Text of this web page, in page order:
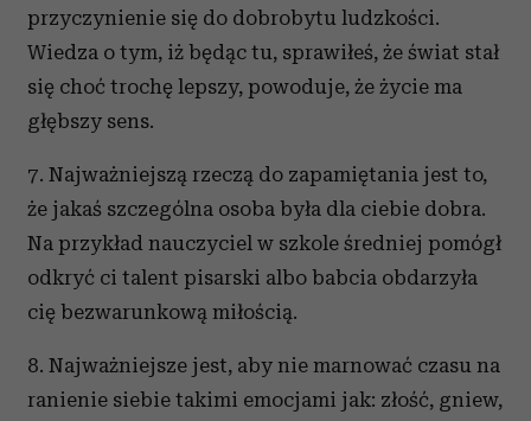
przyczynienie się do dobrobytu ludzkości.
Wiedza o tym, iż będąc tu, sprawiłeś, że świat stał
się choć trochę lepszy, powoduje, że życie ma
głębszy sens.
7. Najważniejszą rzeczą do zapamiętania jest to,
że jakaś szczególna osoba była dla ciebie dobra.
Na przykład nauczyciel w szkole średniej pomógł
odkryć ci talent pisarski albo babcia obdarzyła
cię bezwarunkową miłością.
8. Najważniejsze jest, aby nie marnować czasu na
ranienie siebie takimi emocjami jak: złość, gniew,